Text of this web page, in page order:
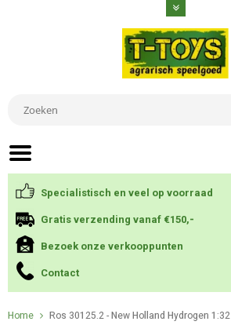
Specialistisch en veel op voorraad
Gratis verzending vanaf €150,-
Bezoek onze verkooppunten
Contact
Home Ros 30125.2 - New Holland Hydrogen 1:32